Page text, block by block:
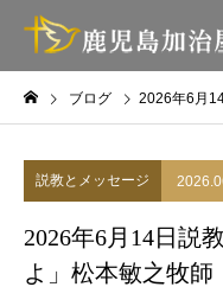
ブログ 2026年6月14
説教とメッセージ
2026年6月14日説
よ」松本敏之牧師